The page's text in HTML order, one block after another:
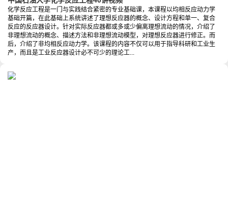
化学反应工程是一门与实践结合紧密的专业基础课，本课程以均相反应动力学
基础开篇，在此基础上系统讲述了理想反应器的概念、设计方程和单一、复合
反应的反应器设计。针对实际反应器都或多或少偏离理想流动的情况，介绍了
非理想流动的概念、描述方法和非理想流动模型，对理想反应器进行修正。而
后，介绍了非均相反应动力学。该课程的内容不仅可以用于指导科研和工业生
产，而且是工业反应器设计必不可少的理论工...